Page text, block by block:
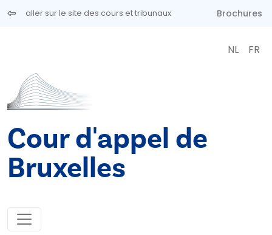
Aller au contenu principal
aller sur le site des cours et tribunaux Brochures
NL FR
Cour d'appel de
Bruxelles